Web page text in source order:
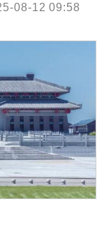
08-12 09:58